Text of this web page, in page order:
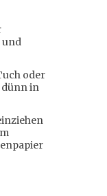
und
oder
in